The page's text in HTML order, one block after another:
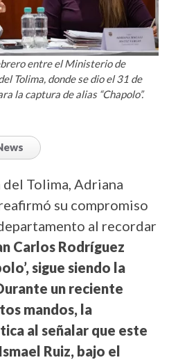
entre el Ministerio de
Tolima, donde se dio el 31 de
la captura de alias “Chapolo”.
Tolima, Adriana
su compromiso
al recordar
Carlos Rodríguez
sigue siendo la
un reciente
mandos, la
al señalar que este
Ruiz, bajo el